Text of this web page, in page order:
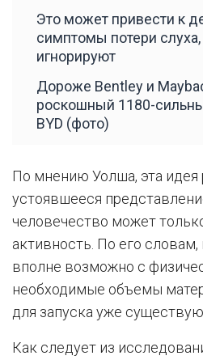
Это может привести к
симптомы потери
игнорируют
Дороже Bentley и
роскошный 1180-
BYD (фото)
По мнению Уолша, эта идея
устоявшееся
человечество может
активность. По его
вполне возможно с
необходимые объемы
для запуска уже
Как следует из